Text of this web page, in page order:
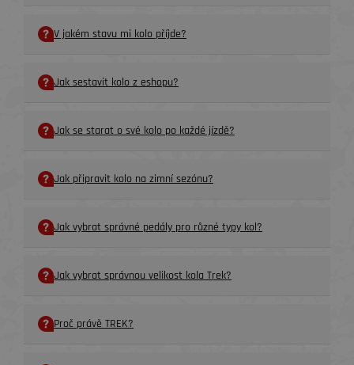
V jakém stavu mi kolo příjde?
Jak sestavit kolo z eshopu?
Jak se starat o své kolo po každé jízdě?
Jak připravit kolo na zimní sezónu?
Jak vybrat správné pedály pro různé typy kol?
Jak vybrat správnou velikost kola Trek?
Proč právě TREK?